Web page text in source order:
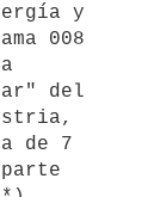
y
008
del
de 7